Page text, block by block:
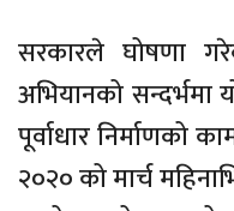
सरकारले घोषणा
अभियानको सन्दर्भमा
पूर्वाधार निर्माणको
२०२० को मार्च